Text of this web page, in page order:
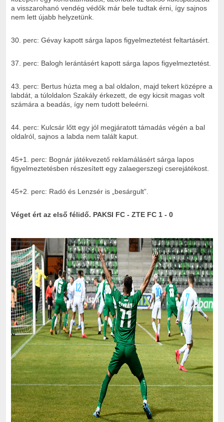
a visszarohanó vendég védők már bele tudtak érni, így sajnos
nem lett újabb helyzetünk.
30. perc: Gévay kapott sárga lapos figyelmeztetést feltartásért.
37. perc: Balogh lerántásért kapott sárga lapos figyelmeztetést.
43. perc: Bertus húzta meg a bal oldalon, majd tekert középre a
labdát, a túloldalon Szakály érkezett, de egy kicsit magas volt
számára a beadás, így nem tudott beleérni.
44. perc: Kulcsár lőtt egy jól megjáratott támadás végén a bal
oldalról, sajnos a labda nem talált kaput.
45+1. perc: Bognár játékvezető reklamálásért sárga lapos
figyelmeztetésben részesített egy zalaegerszegi cserejátékost.
45+2. perc: Radó és Lenzsér is „besárgult”.
Véget ért az első félidő. PAKSI FC - ZTE FC 1 - 0